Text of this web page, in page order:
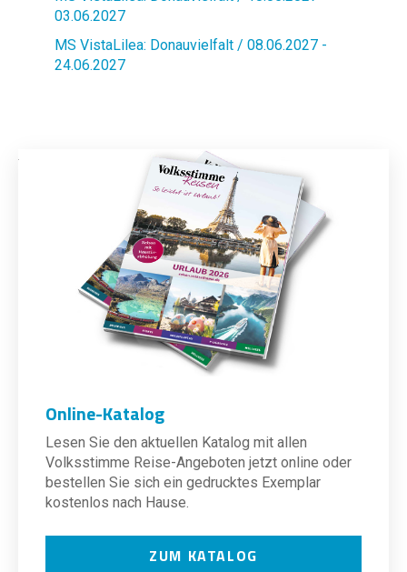
03.06.2027
MS VistaLilea: Donauvielfalt / 08.06.2027 -
24.06.2027
Online-Katalog
Lesen Sie den aktuellen Katalog mit allen
Volksstimme Reise-Angeboten jetzt online oder
bestellen Sie sich ein gedrucktes Exemplar
kostenlos nach Hause.
ZUM KATALOG